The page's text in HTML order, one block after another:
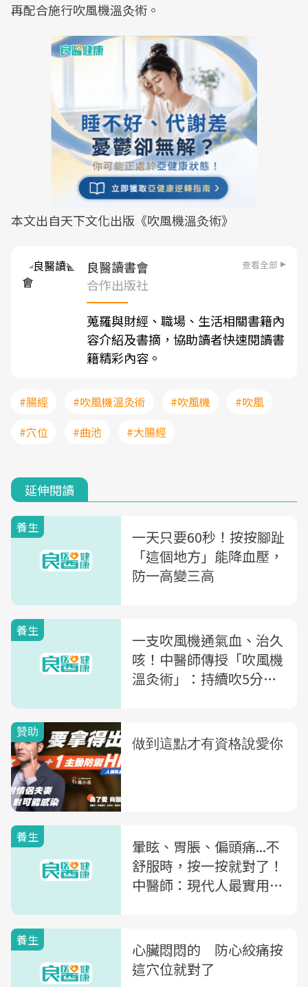
再配合施行吹風機溫灸術。
本文出自天下文化出版《吹風機溫灸術》
良醫讀書會 查看全部
合作出版社
蒐羅與財經、職場、生活相關書籍內
容介紹及書摘，協助讀者快速閱讀書
籍精彩內容。
#腸經 #吹風機溫灸術 #吹風機
#吹風
#穴位
#曲池 #大腸經
延伸閱讀
養生
一天只要60秒！按按腳趾
「這個地方」能降血壓，
防一高變三高
養生
一支吹風機通氣血、治久
咳！中醫師傳授「吹風機
溫灸術」：持續吹5分
養生
暈眩、胃脹、偏頭痛...不
舒服時，按一按就對了！
中醫師：現代人最實用的
養生
心臟悶悶的 防心絞痛按
這穴位就對了